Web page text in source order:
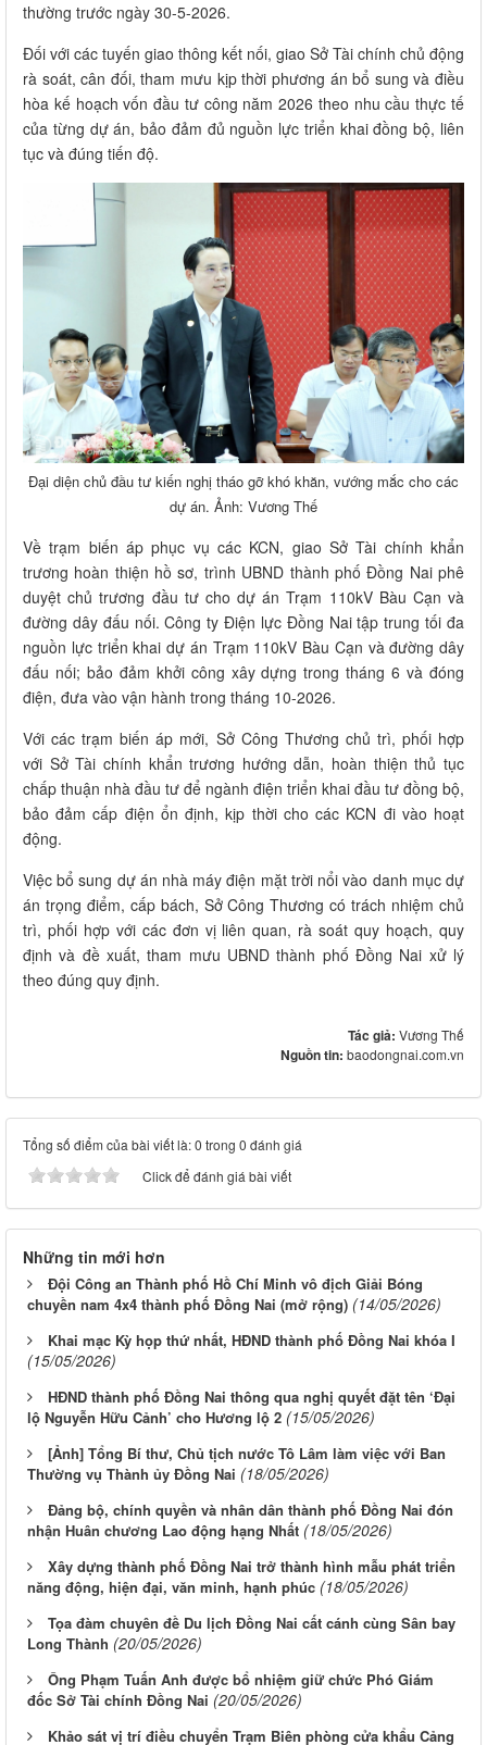
thường trước ngày 30-5-2026.
Đối với các tuyến giao thông kết nối, giao Sở Tài chính chủ động
rà soát, cân đối, tham mưu kịp thời phương án bổ sung và điều
hòa kế hoạch vốn đầu tư công năm 2026 theo nhu cầu thực tế
của từng dự án, bảo đảm đủ nguồn lực triển khai đồng bộ, liên
tục và đúng tiến độ.
Đại diện chủ đầu tư kiến nghị tháo gỡ khó khăn, vướng mắc cho các
dự án. Ảnh: Vương Thế
Về trạm biến áp phục vụ các KCN, giao Sở Tài chính khẩn
trương hoàn thiện hồ sơ, trình UBND thành phố Đồng Nai phê
duyệt chủ trương đầu tư cho dự án Trạm 110kV Bàu Cạn và
đường dây đấu nối. Công ty Điện lực Đồng Nai tập trung tối đa
nguồn lực triển khai dự án Trạm 110kV Bàu Cạn và đường dây
đấu nối; bảo đảm khởi công xây dựng trong tháng 6 và đóng
điện, đưa vào vận hành trong tháng 10-2026.
Với các trạm biến áp mới, Sở Công Thương chủ trì, phối hợp
với Sở Tài chính khẩn trương hướng dẫn, hoàn thiện thủ tục
chấp thuận nhà đầu tư để ngành điện triển khai đầu tư đồng bộ,
bảo đảm cấp điện ổn định, kịp thời cho các KCN đi vào hoạt
động.
Việc bổ sung dự án nhà máy điện mặt trời nổi vào danh mục dự
án trọng điểm, cấp bách, Sở Công Thương có trách nhiệm chủ
trì, phối hợp với các đơn vị liên quan, rà soát quy hoạch, quy
định và đề xuất, tham mưu UBND thành phố Đồng Nai xử lý
theo đúng quy định.
Tác giả: Vương Thế
Nguồn tin: baodongnai.com.vn
Tổng số điểm của bài viết là: 0 trong 0 đánh giá
Click để đánh giá bài viết
Những tin mới hơn
Đội Công an Thành phố Hồ Chí Minh vô địch Giải Bóng
chuyền nam 4x4 thành phố Đồng Nai (mở rộng) (14/05/2026)
Khai mạc Kỳ họp thứ nhất, HĐND thành phố Đồng Nai khóa I
(15/05/2026)
HĐND thành phố Đồng Nai thông qua nghị quyết đặt tên ‘Đại
lộ Nguyễn Hữu Cảnh’ cho Hương lộ 2 (15/05/2026)
[Ảnh] Tổng Bí thư, Chủ tịch nước Tô Lâm làm việc với Ban
Thường vụ Thành ủy Đồng Nai (18/05/2026)
Đảng bộ, chính quyền và nhân dân thành phố Đồng Nai đón
nhận Huân chương Lao động hạng Nhất (18/05/2026)
Xây dựng thành phố Đồng Nai trở thành hình mẫu phát triển
năng động, hiện đại, văn minh, hạnh phúc (18/05/2026)
Tọa đàm chuyên đề Du lịch Đồng Nai cất cánh cùng Sân bay
Long Thành (20/05/2026)
Ông Phạm Tuấn Anh được bổ nhiệm giữ chức Phó Giám
đốc Sở Tài chính Đồng Nai (20/05/2026)
Khảo sát vị trí điều chuyển Trạm Biên phòng cửa khẩu Cảng